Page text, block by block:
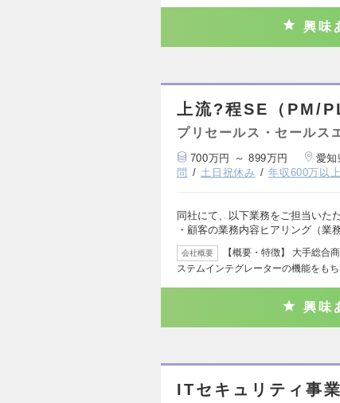
興味
上流?程SE（PM/
プリセールス・セールス
700万円 ～ 899万円 愛知
問
土日祝休み 年収600万以上
同社にて、以下業務をご担当いた
・顧客の業務内容ヒアリング（業
会社概要
【概要・特徴】 大手総合
ステムインテグレーターの機能をも
興味
ITセキュリティ事